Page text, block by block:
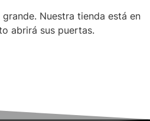
Nuestra tienda está en
abrirá sus puertas.